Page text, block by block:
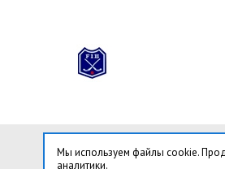
Мы используем файлы cookie.
аналитики.